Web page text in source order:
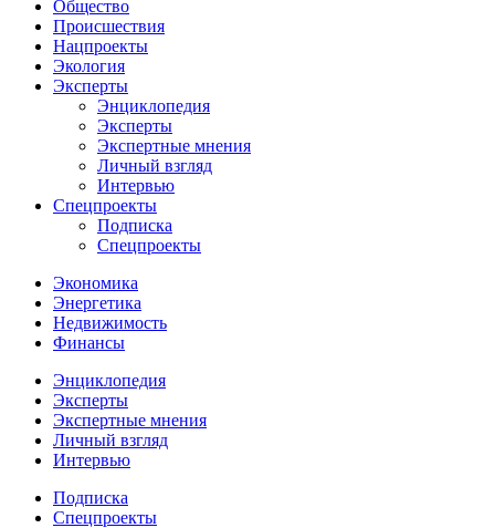
Общество
Происшествия
Нацпроекты
Экология
Эксперты
Энциклопедия
Эксперты
Экспертные мнения
Личный взгляд
Интервью
Спецпроекты
Подписка
Спецпроекты
Экономика
Энергетика
Недвижимость
Финансы
Энциклопедия
Эксперты
Экспертные мнения
Личный взгляд
Интервью
Подписка
Спецпроекты